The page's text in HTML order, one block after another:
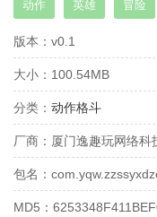
动作 英雄 冒险
版本： v0.1
大小： 100.54MB
分类： 动作格斗
厂商： 厦门逸趣玩网络科
包名：
MD5：